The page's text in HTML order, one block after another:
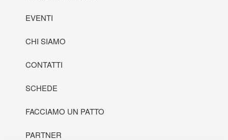
EVENTI
CHI SIAMO
CONTATTI
SCHEDE
FACCIAMO UN PATTO
PARTNER